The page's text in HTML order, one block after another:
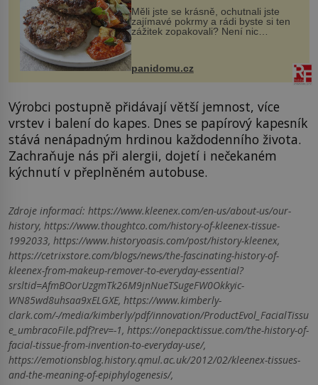
Měli jste se krásně, ochutnali jste
zajímavé pokrmy a rádi byste si ten
zážitek zopakovali? Není nic
snazšího. Pljeskavica (10 porcí)
Možná jste ji ochutnali na dovolené v
panidomu.cz
Výrobci postupně přidávají větší jemnost, více
vrstev i balení do kapes. Dnes se papírový kapesník
stává nenápadným hrdinou každodenního života.
Zachraňuje nás při alergii, dojetí i nečekaném
kýchnutí v přeplněném autobuse.
Zdroje informací: https://www.kleenex.com/en-us/about-us/our-
history, https://www.thoughtco.com/history-of-kleenex-tissue-
1992033, https://www.historyoasis.com/post/history-kleenex,
https://cetrixstore.com/blogs/news/the-fascinating-history-of-
kleenex-from-makeup-remover-to-everyday-essential?
srsltid=AfmBOorUzgmTk26M9jnNueTSugeFW0Okkyic-
WN85wd8uhsaa9xELGXE, https://www.kimberly-
clark.com/-/media/kimberly/pdf/innovation/ProductEvol_FacialTissu
e_umbracoFile.pdf?rev=-1, https://onepacktissue.com/the-history-of-
facial-tissue-from-invention-to-everyday-use/,
https://emotionsblog.history.qmul.ac.uk/2012/02/kleenex-tissues-
and-the-meaning-of-epiphylogenesis/,